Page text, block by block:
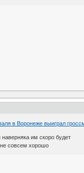
в Воронеже выиграл
им скоро будет
совсем хорошо